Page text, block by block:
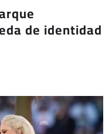
de identidad